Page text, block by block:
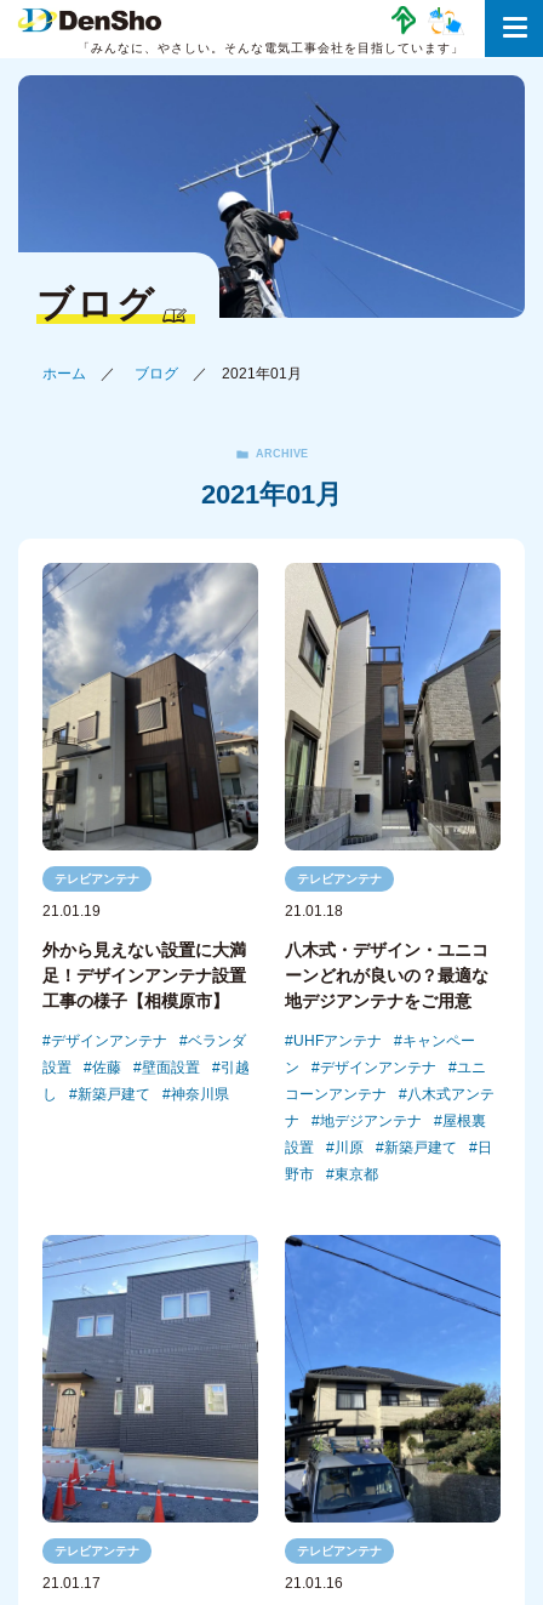
「みんなに、やさしい。 そんな電気工事会社を目指しています」
ブログ
ホーム ブログ 2021年01月
ARCHIVE
2021年01月
テレビアンテナ
21.01.19
外から見えない設置に大満
足！デザインアンテナ設置
工事の様子【相模原市】
デザインアンテナ
ベランダ
設置
佐藤 壁面設置
引越
し
新築戸建て 神奈川県
テレビアンテナ
21.01.18
八木式・デザイン・ユニコ
ーンどれが良いの？最適な
地デジアンテナをご用意
UHFアンテナ
キャンペー
ン
デザインアンテナ
ユニ
コーンアンテナ
八木式アンテ
ナ
地デジアンテナ
屋根裏
設置
川原 新築戸建て
日
野市
東京都
テレビアンテナ
21.01.17
テレビアンテナ
21.01.16